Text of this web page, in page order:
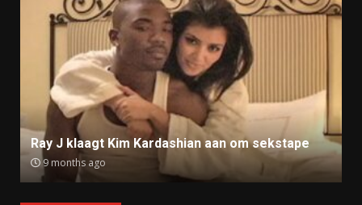
Ray J klaagt Kim Kardashian aan om sekstape
9 months ago